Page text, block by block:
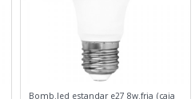
Bomb.led estandar e27 8w.fria (caja